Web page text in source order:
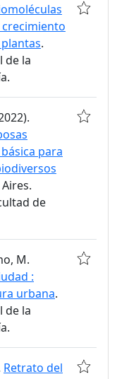
.
de la
para
de
M.
:
urbana.
de la
Retrato del